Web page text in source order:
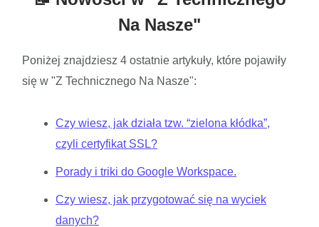
Na Nasze"
Poniżej znajdziesz 4 ostatnie artykuły, które pojawiły
się w "Z Technicznego Na Nasze":
Czy wiesz, jak działa tzw. “zielona kłódka”,
czyli certyfikat SSL?
Porady i triki do Google Workspace.
Czy wiesz, jak przygotować się na wyciek
danych?